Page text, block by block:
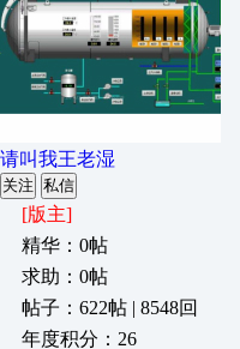
请叫我王老湿
关注 私信
[版主]
精华：0帖
求助：0帖
帖子：622帖 | 8548回
年度积分：26